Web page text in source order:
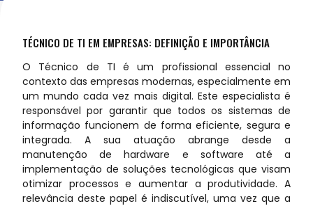
TÉCNICO DE TI EM EMPRESAS: DEFINIÇÃO E IMPORTÂNCIA
O Técnico de TI é um profissional essencial no
contexto das empresas modernas, especialmente em
um mundo cada vez mais digital. Este especialista é
responsável por garantir que todos os sistemas de
informação funcionem de forma eficiente, segura e
integrada. A sua atuação abrange desde a
manutenção de hardware e software até a
implementação de soluções tecnológicas que visam
otimizar processos e aumentar a produtividade. A
relevância deste papel é indiscutível, uma vez que a